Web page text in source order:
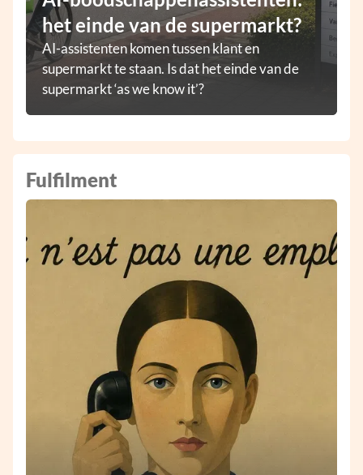
het einde van de supermarkt?
AI-assistenten komen tussen klant en
supermarkt te staan. Is dat het einde van de
supermarkt ‘as we know it’?
Fulfilment